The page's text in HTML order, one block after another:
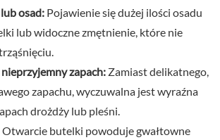
osad: Pojawienie się dużej ilości osadu
lub widoczne zmętnienie, które nie
zapach: Zamiast delikatnego,
zapachu, wyczuwalna jest wyraźna
drożdży lub pleśni.
Otwarcie butelki powoduje gwałtowne